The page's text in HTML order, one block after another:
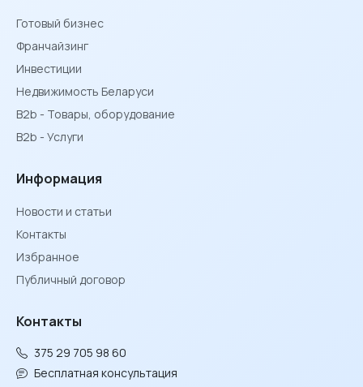
Готовый бизнес
Франчайзинг
Инвестиции
Недвижимость Беларуси
B2b - Товары, оборудование
B2b - Услуги
Информация
Новости и статьи
Контакты
Избранное
Публичный договор
Контакты
375 29 705 98 60
Бесплатная консультация